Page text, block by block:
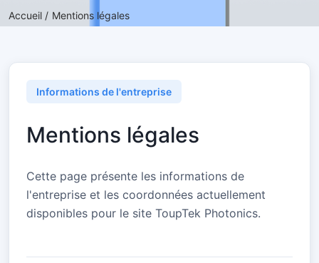
Accueil / Mentions légales
Informations de l'entreprise
Mentions légales
Cette page présente les informations de
l'entreprise et les coordonnées actuellement
disponibles pour le site ToupTek Photonics.